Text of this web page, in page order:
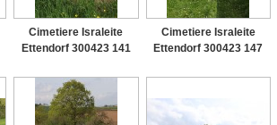
Cimetiere Israleite
Ettendorf 300423 141
Cimetiere Israleite
Ettendorf 300423 147